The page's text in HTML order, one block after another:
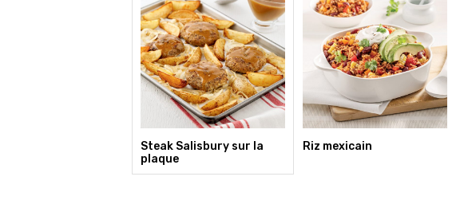
Steak Salisbury sur la
plaque
Riz mexicain